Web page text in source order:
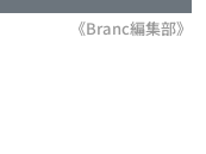
《Branc編集部》